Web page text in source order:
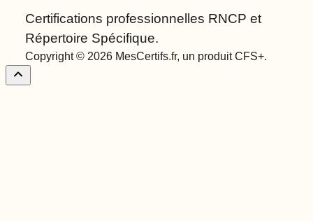
Certifications professionnelles RNCP et
Répertoire Spécifique.
Copyright © 2026 MesCertifs.fr, un produit CFS+.